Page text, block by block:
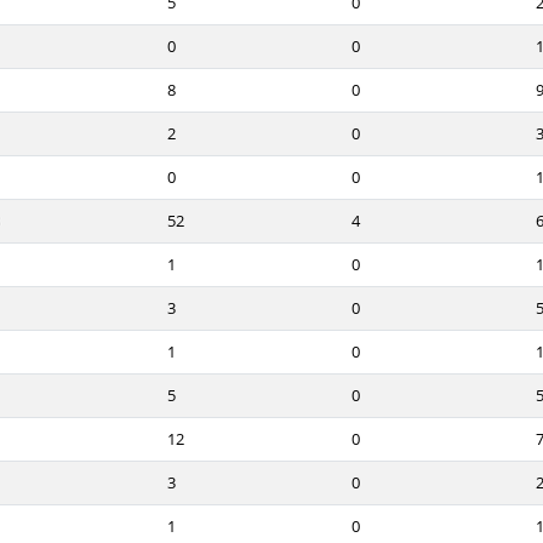
0 0
1
8 0
9
2 0
3
0 0
1
52 4
1 0
1
3 0
5
1 0
1
5 0
5
12 0
7
3 0
2
1 0 1